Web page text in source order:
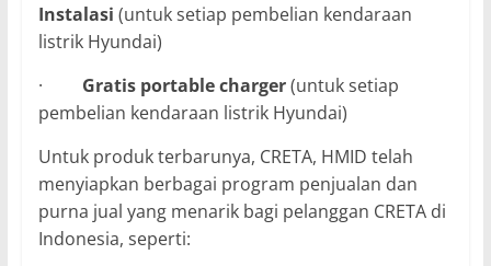
Instalasi (untuk setiap pembelian kendaraan
listrik Hyundai)
· Gratis portable charger(untuk setiap
pembelian kendaraan listrik Hyundai)
Untuk produk terbarunya, CRETA, HMID telah
menyiapkan berbagai program penjualan dan
purna jual yang menarik bagi pelanggan CRETA di
Indonesia, seperti: